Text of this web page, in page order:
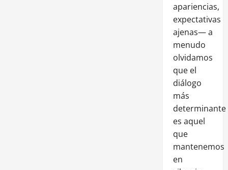
apariencias,
expectativas
ajenas— a
menudo
olvidamos
que el
diálogo
más
determinante
es aquel
que
mantenemos
en